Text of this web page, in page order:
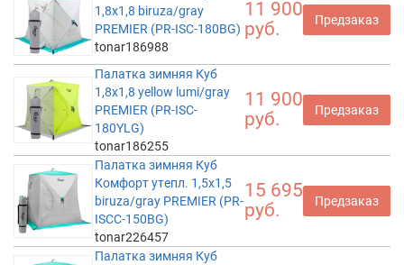
1,8х1,8 biruza/gray
PREMIER (PR-ISC-180BG)
tonar186988
11 900
руб.
Предзаказ
Палатка зимняя Куб
1,8х1,8 yellow lumi/gray
PREMIER (PR-ISC-
180YLG)
tonar186255
11 900
руб.
Предзаказ
Палатка зимняя Куб
Комфорт утепл. 1,5х1,5
biruza/gray PREMIER (PR-
ISCC-150BG)
tonar226457
15 695
руб.
Предзаказ
Палатка зимняя Куб